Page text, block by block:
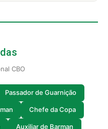
CBO
Passador de Guarnição
Chefe da Copa
Auxiliar de Barman